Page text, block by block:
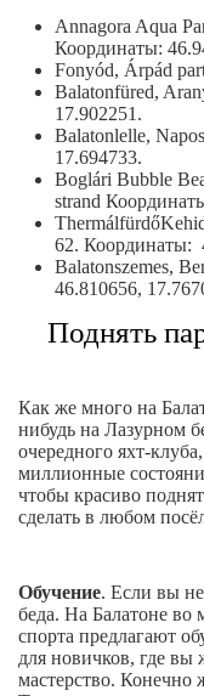
Annagora Aqua
Координаты:
Fonyód, Árpád
Balatonfüred,
17.902251.
Balatonlelle,
17.694733.
Boglári Bubble
strand
62. Координаты:
Balatonszemes,
46.810656,
Поднять
Как же много на
нибудь на Лазурном
очередного яхт-
миллионные
чтобы красиво
сделать в любом
Обучение. Если вы не
беда. На Балатоне во
спорта предлагают
для новичков, где вы
мастерство. Конечно